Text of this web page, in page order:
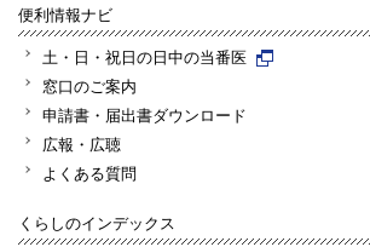
便利情報ナビ
土・日・祝日の日中の当番医
窓口のご案内
申請書・届出書ダウンロード
広報・広聴
よくある質問
くらしのインデックス